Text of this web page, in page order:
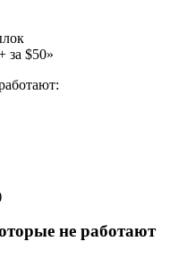
за $50»
не работают